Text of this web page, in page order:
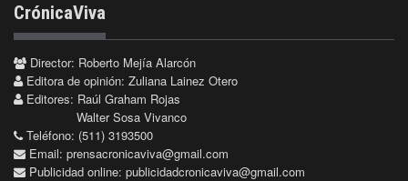
CrónicaViva
Director: Roberto Mejía Alarcón
Editora de opinión: Zuliana Lainez Otero
Editores: Raúl Graham Rojas
Walter Sosa Vivanco
Teléfono: (511) 3193500
Email: prensacronicaviva@gmail.com
Publicidad online: publicidadcronicaviva@gmail.com